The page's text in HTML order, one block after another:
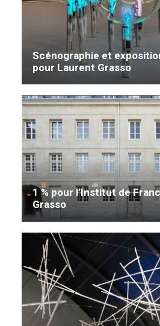
Scénographie et
pour Laurent Grasso
1 % pour l’Institut de
Grasso